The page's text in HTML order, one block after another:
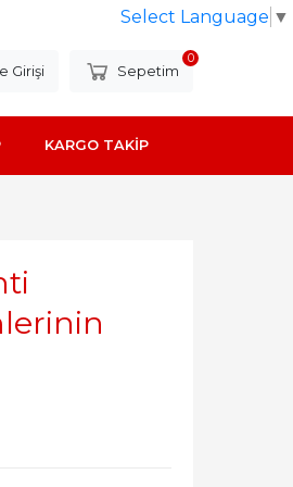
Girişi Sepetim
0
KARGO TAKİP
Select Language ▼